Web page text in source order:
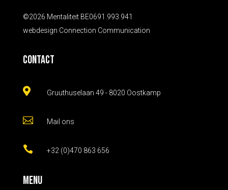
©2026 Mentaliteit BE0691.993.941
webdesign Connection Communication
Contact
 Gruuthuselaan 49 - 8020 Oostkamp
 Mail ons
 +32 (0)470 863 656
Menu